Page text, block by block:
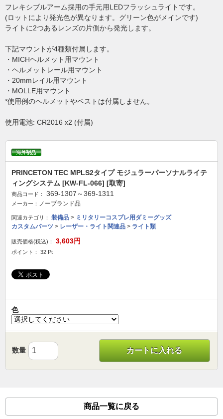
フレキシブルアーム採用の手元用LEDフラッシュライトです。
(ロットにより発光色が異なります。グリーン色がメインです)
ライトに2つあるレンズの片側から発光します。
下記マウントが4種類付属します。
・MICHヘルメット用マウント
・ヘルメットレール用マウント
・20mmレイル用マウント
・MOLLE用マウント
*使用例のヘルメットやベストは付属しません。
使用電池: CR2016 x2 (付属)
PRINCETON TEC MPLS2タイプ モジュラーパーソナルライテ
ィングシステム [KW-FL-066] [取寄]
商品コード： 369-1307～369-1311
メーカー： ノーブランド品
関連カテゴリ： 装備品 > ミリタリーコスプレ用ダミーグッズ
カスタムパーツ > レーザー・ライト関連品 > ライト類
販売価格(税込)： 3,603円
ポイント： 32 Pt
色
数量 カートに入れる
商品一覧に戻る